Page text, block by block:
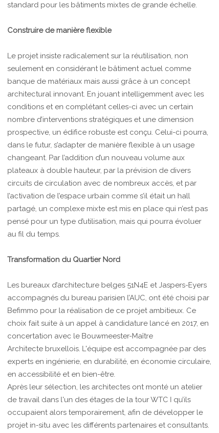
standard pour les bâtiments mixtes de grande échelle.
Construire de manière flexible
Le projet insiste radicalement sur la réutilisation, non
seulement en considérant le bâtiment actuel comme
banque de matériaux mais aussi grâce à un concept
architectural innovant. En jouant intelligemment avec les
conditions et en complétant celles-ci avec un certain
nombre d’interventions stratégiques et une dimension
prospective, un édifice robuste est conçu. Celui-ci pourra,
dans le futur, s’adapter de manière flexible à un usage
changeant. Par l’addition d’un nouveau volume aux
plateaux à double hauteur, par la prévision de divers
circuits de circulation avec de nombreux accès, et par
l’activation de l’espace urbain comme s’il était un hall
partagé, un complexe mixte est mis en place qui n’est pas
pensé pour un type d’utilisation, mais qui pourra évoluer
au fil du temps.
Transformation du Quartier Nord
Les bureaux d’architecture belges 51N4E et Jaspers-Eyers
accompagnés du bureau parisien l’AUC, ont été choisi par
Befimmo pour la réalisation de ce projet ambitieux. Ce
choix fait suite à un appel à candidature lancé en 2017, en
concertation avec le Bouwmeester-Maître
Architecte bruxellois. L'équipe est accompagnée par des
experts en ingénierie, en durabilité, en économie circulaire,
en accessibilité et en bien-être.
Après leur sélection, les architectes ont monté un atelier
de travail dans l'un des étages de la tour WTC I qu’ils
occupaient alors temporairement, afin de développer le
projet in-situ avec les différents partenaires et consultants.